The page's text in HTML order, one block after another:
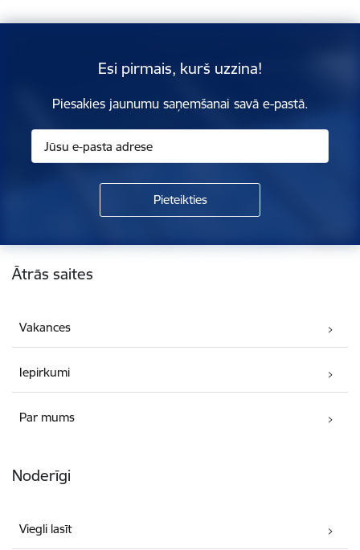
Esi pirmais, kurš uzzina!
Piesakies jaunumu saņemšanai savā e-pastā.
Kājene
Ātrās saites
Vakances
Iepirkumi
Par mums
Noderīgi
Viegli lasīt